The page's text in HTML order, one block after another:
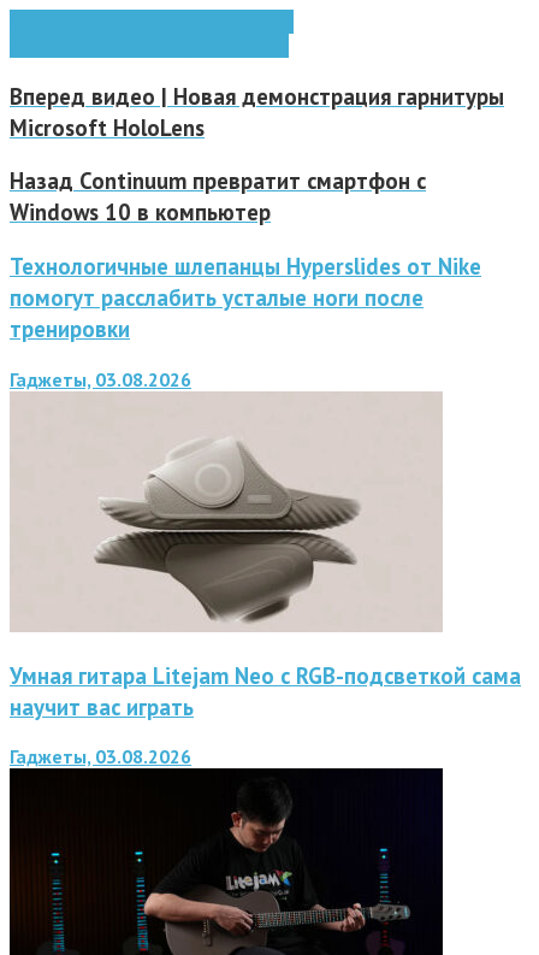
Вперед видео | Новая демонстрация гарнитуры
Microsoft HoloLens
Назад Continuum превратит смартфон с
Windows 10 в компьютер
Технологичные шлепанцы Hyperslides от Nike
помогут расслабить усталые ноги после
тренировки
Гаджеты, 03.08.2026
Умная гитара Litejam Neo с RGB-подсветкой сама
научит вас играть
Гаджеты, 03.08.2026